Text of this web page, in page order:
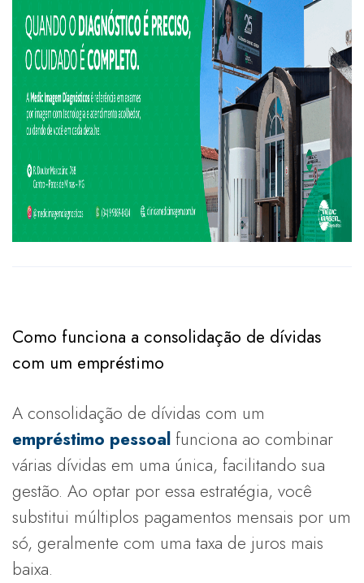
Como funciona a consolidação de dívidas
com um empréstimo
A consolidação de dívidas com um
empréstimo pessoal funciona ao combinar
várias dívidas em uma única, facilitando sua
gestão. Ao optar por essa estratégia, você
substitui múltiplos pagamentos mensais por um
só, geralmente com uma taxa de juros mais
baixa.